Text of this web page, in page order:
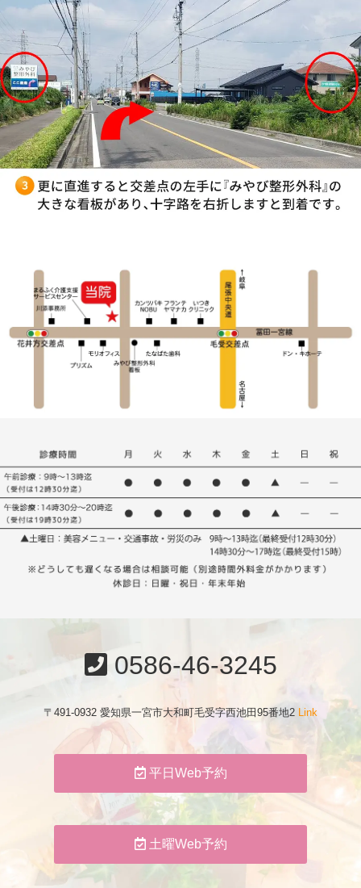
0586-46-3245
〒491-0932 愛知県一宮市大和町毛受字西池田95番地2 Link
平日Web予約
土曜Web予約